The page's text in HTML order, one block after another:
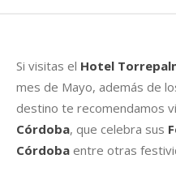
Si visitas el Hotel
mes de Mayo, además de
destino te recomendamos
Córdoba, que celebra sus
Córdoba entre otras